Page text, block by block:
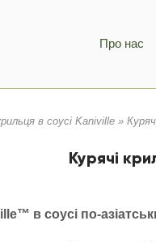
Про нас
в соусі Kaniville »
Курячі
в соусі по-